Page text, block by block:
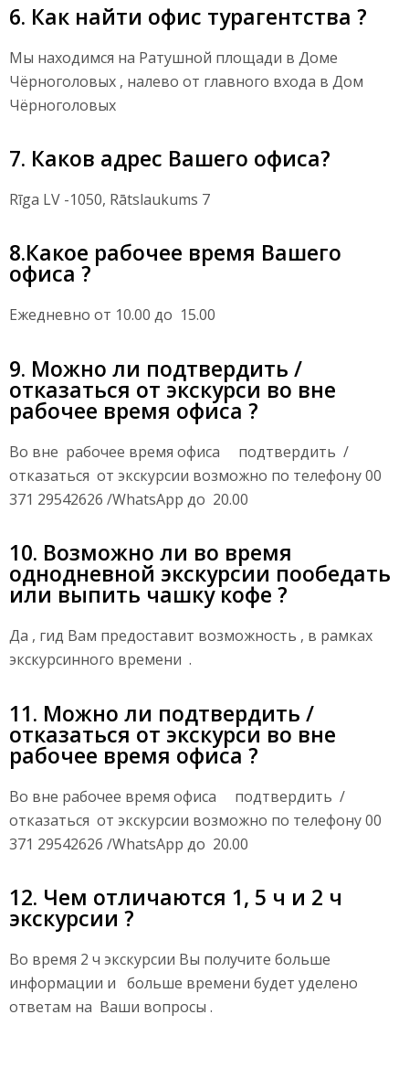
6. Как найти офис турагентства ?
Мы находимся на Ратушной площади в Доме
Чёрноголовых , налево от главного входа в Дом
Чёрноголовых
7. Каков адрес Вашего офиса?
Rīga LV -1050, Rātslaukums 7
8.Какое рабочее время Вашего
офиса ?
Ежедневно от 10.00 до 15.00
9. Можно ли подтвердить /
отказаться от экскурси во вне
рабочее время офиса ?
Во вне рабочее время офиса подтвердить /
отказаться от экскурсии возможно по телефону 00
371 29542626 /WhatsApp до 20.00
10. Возможно ли во время
однодневной экскурсии пообедать
или выпить чашку кофе ?
Да , гид Вам предоставит возможность , в рамках
экскурсинного времени .
11. Можно ли подтвердить /
отказаться от экскурси во вне
рабочее время офиса ?
Во вне рабочее время офиса подтвердить /
отказаться от экскурсии возможно по телефону 00
371 29542626 /WhatsApp до 20.00
12. Чем отличаются 1, 5 ч и 2 ч
экскурсии ?
Во время 2 ч экскурсии Вы получите больше
информации и больше времени будет уделено
ответам на Ваши вопросы .